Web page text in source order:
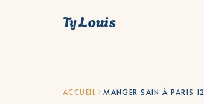
Ty Louis
ACCUEIL MANGER SAIN À PARIS 12